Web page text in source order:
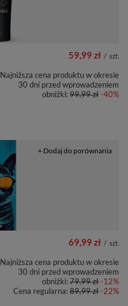
59,99 zł / szt.
Najniższa cena produktu w okresie
30 dni przed wprowadzeniem
obniżki:99,99 zł-40%
69,99 zł / szt.
Najniższa cena produktu w okresie
30 dni przed wprowadzeniem
obniżki:79,99 zł-12%
Cena regularna:89,99 zł-22%
+ Dodaj do porównania